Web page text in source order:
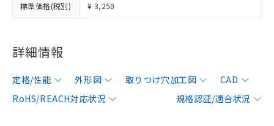
標準価格(税別) ¥ 3,250
詳細情報
定格/性能 外形図 取りつけ穴加工図
CAD
RoHS/REACH対応状況
規格認証/適合状況